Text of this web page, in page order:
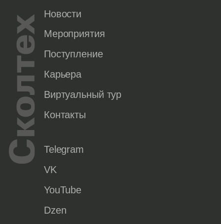
Новости
Мероприятия
Поступление
Карьера
Виртуальный тур
Контакты
Telegram
VK
YouTube
Dzen